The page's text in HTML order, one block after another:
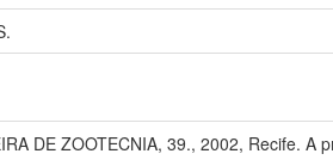
DE ZOOTECNIA, 39., 2002, Recife.